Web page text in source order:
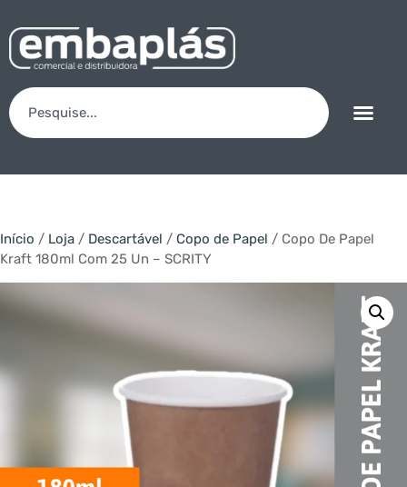
Início / Loja / Descartável / Copo de Papel / Copo De Papel
Kraft 180ml Com 25 Un – SCRITY